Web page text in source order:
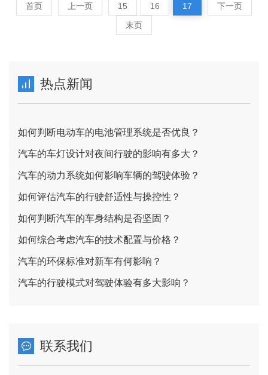
首页 上一页 15 16 17
下一页
末页
热点新闻
如何判断电动车的电池管理系统是否优良？
汽车的车灯设计对夜间行驶的影响有多大？
汽车的动力系统如何影响车辆的驾驶体验？
如何评估汽车的行驶舒适性与操控性？
如何判断汽车的车身结构是否坚固？
如何综合考虑汽车的技术配置与价格？
汽车的环保标准对新车有何影响？
汽车的行驶模式对驾驶体验有多大影响？
联系我们